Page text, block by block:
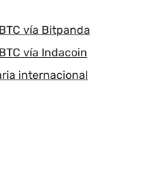
vía Bitpanda
vía Indacoin
internacional